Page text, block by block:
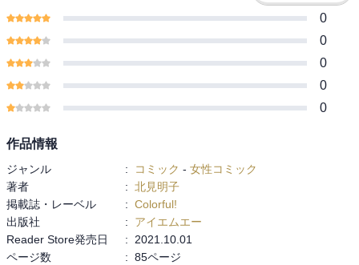
0
0
0
0
0
作品情報
ジャンル : コミック - 女性コミック
著者
: 北見明子
掲載誌・レーベル
: Colorful!
出版社
:
アイエムエー
Reader Store発売日
:
2021.10.01
ページ数
: 85ページ